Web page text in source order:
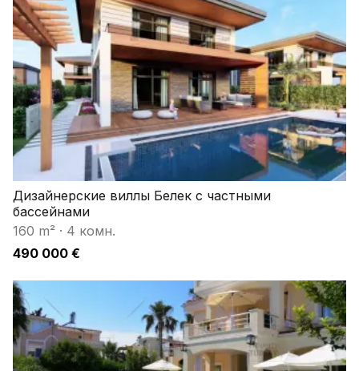
Дизайнерские виллы Белек с частными
бассейнами
160 m² · 4 комн.
490 000 €